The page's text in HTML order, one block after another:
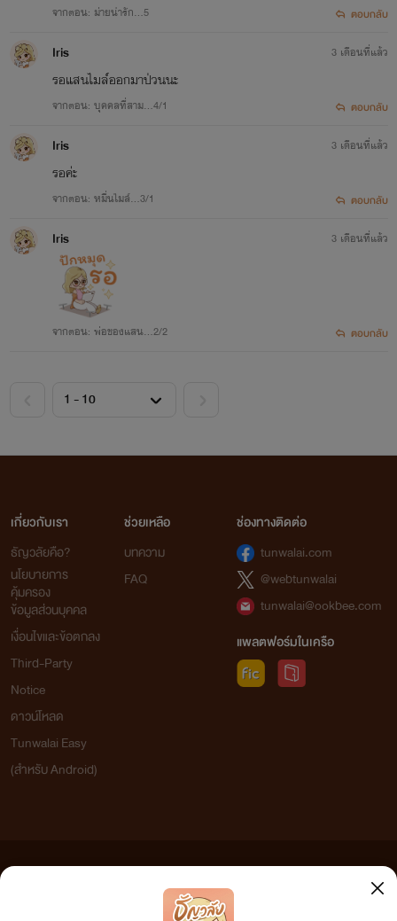
จากตอน: ม่ายน่ารัก…5 ตอบกลับ
Iris
รอแสนไมล์ออกมาป่วนนะ
จากตอน: บุคคลที่สาม...4/1
3 เดือนที่แล้ว
ตอบกลับ
Iris
รอค่ะ
จากตอน: หมื่นไมล์...3/1
3 เดือนที่แล้ว
ตอบกลับ
Iris
จากตอน: พ่อของแสน...2/2
3 เดือนที่แล้ว
ตอบกลับ
เกี่ยวกับเรา
ธัญวลัยคือ?
นโยบายการ
คุ้มครอง
ข้อมูลส่วนบุคคล
เงื่อนไขและข้อตกลง
Third-Party
Notice
ดาวน์โหลด
Tunwalai Easy
(สำหรับ Android)
ช่วยเหลือ
บทความ
FAQ
ช่องทางติดต่อ
tunwalai.com
@webtunwalai
tunwalai@ookbee.com
แพลตฟอร์มในเครือ
เว็บไซต์แห่งนี้ไม่ได้เห็นด้วยและไม่ขอรับผิดชอบต่อข้อความใดๆ ทั้งสิ้น ดังนั้นผู้อ่านทุกท่านโปรดใช้
วิจารณญาณในการกลั่นกรองด้วยตนเอง และหากท่านพบข้อความใดๆ ที่ขัดต่อกฎหมายและศีลธรรม